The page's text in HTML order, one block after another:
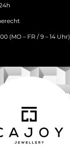
(MO – FR / 9 – 14 Uhr)